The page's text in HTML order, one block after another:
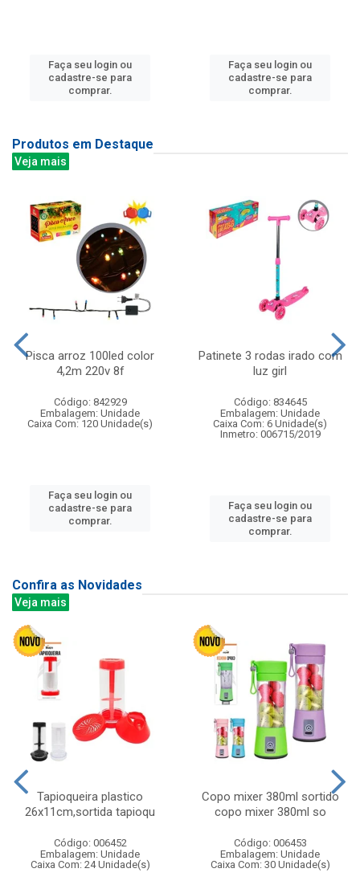
Faça seu login ou
cadastre-se para
comprar.
Faça seu login ou
cadastre-se para
comprar.
Produtos em Destaque
Veja mais
Pisca arroz 100led color
4,2m 220v 8f
Código: 842929
Embalagem: Unidade
Caixa Com: 120 Unidade(s)
Faça seu login ou
cadastre-se para
comprar.
Patinete 3 rodas irado com
luz girl
Código: 834645
Embalagem: Unidade
Caixa Com: 6 Unidade(s)
Inmetro: 006715/2019
Faça seu login ou
cadastre-se para
comprar.
Confira as Novidades
Veja mais
Tapioqueira plastico
26x11cm,sortida tapioqu
Código: 006452
Embalagem: Unidade
Caixa Com: 24 Unidade(s)
Copo mixer 380ml sortido
copo mixer 380ml so
Código: 006453
Embalagem: Unidade
Caixa Com: 30 Unidade(s)